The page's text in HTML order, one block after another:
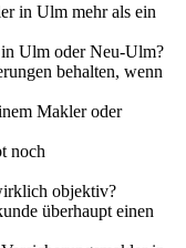
in Ulm mehr als ein
Ulm oder Neu-Ulm?
behalten, wenn
Makler oder
noch
objektiv?
überhaupt einen